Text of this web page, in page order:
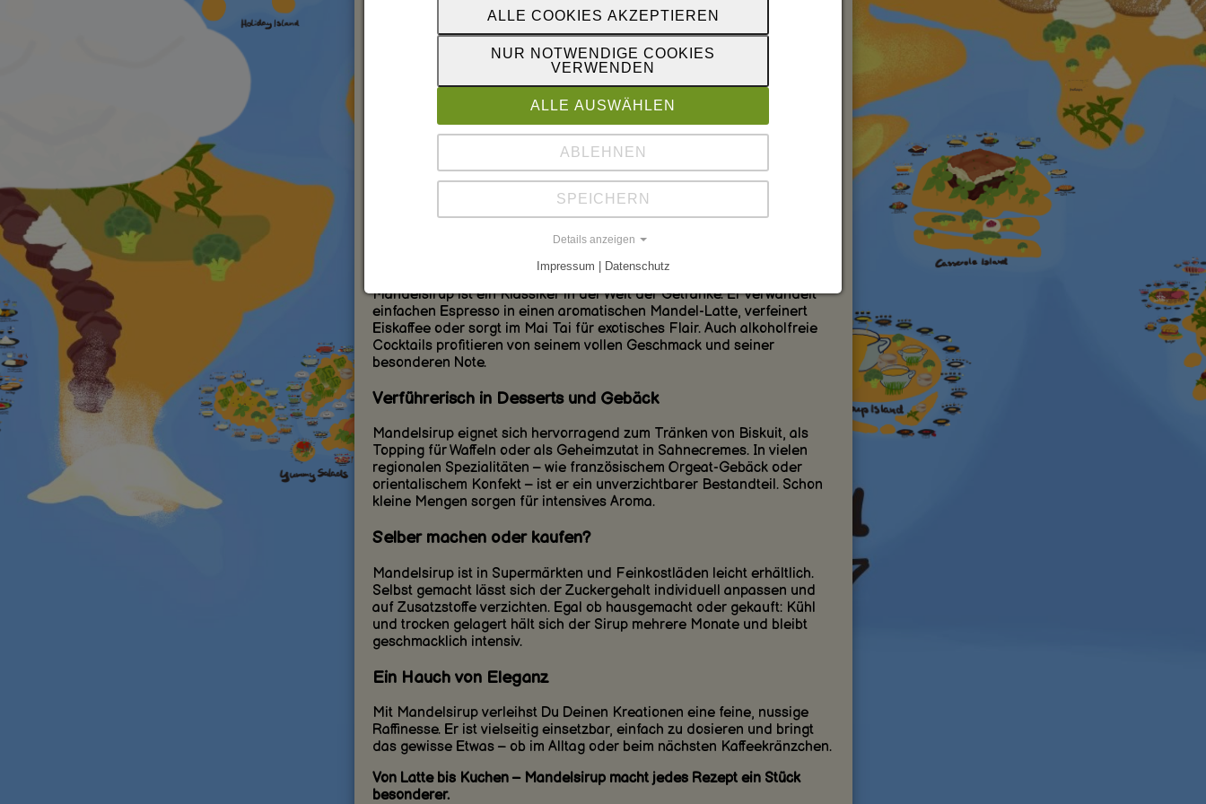
Mandelsirup ist ein aromatischer, süßer Sirup aus Mandeln, Zucker und
oft einem Hauch Vanille oder Bittermandel. Mit seinem feinen, nussigen
Geschmack veredelt er Kaffee, Cocktails, Desserts und sogar herzhafte
Speisen. Ob im Latte, über Pfannkuchen oder im Kuchenteig –
Mandelsirup bringt mit jedem Tropfen eine besondere Note ins Spiel.
Der unwiderstehliche Geschmack der Mandel
Mandelsirup bietet eine warme, leicht blumige Süße mit einem Hauch
von Marzipan. Er harmoniert perfekt mit Schokolade, Beeren,
Zitrusfrüchten und Gewürzen und hebt den Geschmack von Getränken
und Süßspeisen auf ein neues Level. Besonders beliebt ist er in der
europäischen und orientalischen Küche.
Ideal für Kaffee und Cocktails
Mandelsirup ist ein Klassiker in der Welt der Getränke. Er verwandelt
einfachen Espresso in einen aromatischen Mandel-Latte, verfeinert
Eiskaffee oder sorgt im Mai Tai für exotisches Flair. Auch alkoholfreie
Cocktails profitieren von seinem vollen Geschmack und seiner
besonderen Note.
Verführerisch in Desserts und Gebäck
Mandelsirup eignet sich hervorragend zum Tränken von Biskuit, als
Topping für Waffeln oder als Geheimzutat in Sahnecremes. In vielen
regionalen Spezialitäten – wie französischem Orgeat-Gebäck oder
orientalischem Konfekt – ist er ein unverzichtbarer Bestandteil. Schon
kleine Mengen sorgen für intensives Aroma.
Selber machen oder kaufen?
Mandelsirup ist in Supermärkten und Feinkostläden leicht erhältlich.
Selbst gemacht lässt sich der Zuckergehalt individuell anpassen und
auf Zusatzstoffe verzichten. Egal ob hausgemacht oder gekauft: Kühl
und trocken gelagert hält sich der Sirup mehrere Monate und bleibt
geschmacklich intensiv.
Ein Hauch von Eleganz
Mit Mandelsirup verleihst Du Deinen Kreationen eine feine, nussige
Raffinesse. Er ist vielseitig einsetzbar, einfach zu dosieren und bringt
das gewisse Etwas – ob im Alltag oder beim nächsten Kaffeekränzchen.
Von Latte bis Kuchen – Mandelsirup macht jedes Rezept ein Stück
besonderer.
ALLE COOKIES AKZEPTIEREN
NUR NOTWENDIGE COOKIES
VERWENDEN
ALLE AUSWÄHLEN
ABLEHNEN
SPEICHERN
Details anzeigen
Impressum | Datenschutz